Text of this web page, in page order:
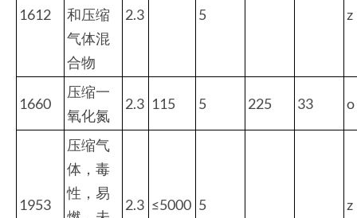
1612
和压缩
气体混
合物
2.3 5 z
1660
压缩一
氧化氮
2.3 115 5 225 33 o
1953
压缩气
体，毒
性，易
2.3 ≤5000 5 z